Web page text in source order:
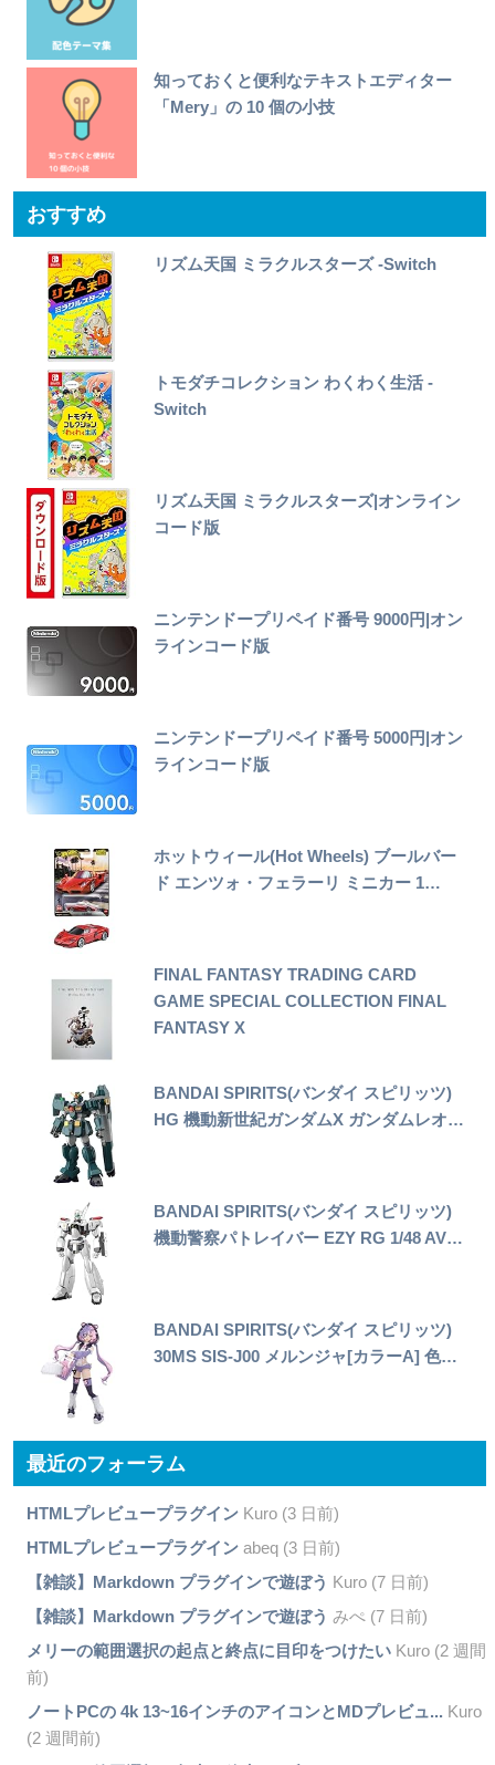
知っておくと便利なテキストエディター
「Mery」の 10 個の小技
おすすめ
リズム天国 ミラクルスターズ -Switch
トモダチコレクション わくわく生活 -
Switch
リズム天国 ミラクルスターズ|オンライン
コード版
ニンテンドープリペイド番号 9000円|オン
ラインコード版
ニンテンドープリペイド番号 5000円|オン
ラインコード版
ホットウィール(Hot Wheels) ブールバー
ド エンツォ・フェラーリ ミニカー 1…
FINAL FANTASY TRADING CARD
GAME SPECIAL COLLECTION FINAL
FANTASY X
BANDAI SPIRITS(バンダイ スピリッツ)
HG 機動新世紀ガンダムX ガンダムレオ…
BANDAI SPIRITS(バンダイ スピリッツ)
機動警察パトレイバー EZY RG 1/48 AV…
BANDAI SPIRITS(バンダイ スピリッツ)
30MS SIS-J00 メルンジャ[カラーA] 色…
最近のフォーラム
HTMLプレビュープラグインKuro (3 日前)
HTMLプレビュープラグインabeq (3 日前)
【雑談】Markdown プラグインで遊ぼう Kuro (7 日前)
【雑談】Markdown プラグインで遊ぼう みぺ (7 日前)
メリーの範囲選択の起点と終点に目印をつけたいKuro (2 週間
前)
ノートPCの 4k 13~16インチのアイコンとMDプレビュ... Kuro
(2 週間前)